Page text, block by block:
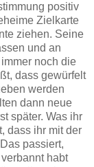
positiv
Zielkarte
ziehen. Seine
und an
noch die
dass gewürfelt
werden
dann neue
später. Was ihr
dass ihr mit der
passiert,
habt